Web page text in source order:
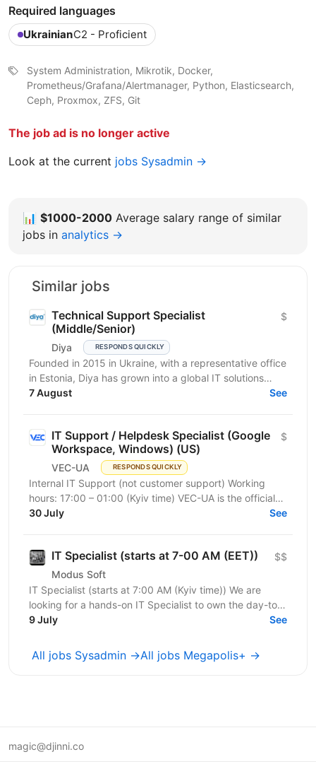
Required languages
UkrainianC2 - Proficient
System Administration, Mikrotik, Docker,
Prometheus/Grafana/Alertmanager, Python, Elasticsearch,
Ceph, Proxmox, ZFS, Git
The job ad is no longer active
Look at the current jobs Sysadmin →
📊 $1000-2000 Average salary range of similar
jobs in analytics →
Similar jobs
Technical Support Specialist
(Middle/Senior)
Diya RESPONDS QUICKLY
$
Founded in 2015 in Ukraine, with a representative office
in Estonia, Diya has grown into a global IT solutions
provider and a proud part of Euvic Group. We...
7 August See
IT Support / Helpdesk Specialist (Google
Workspace, Windows) (US)
VEC-UA RESPONDS QUICKLY
$
Internal IT Support (not customer support) Working
hours: 17:00 – 01:00 (Kyiv time) VEC-UA is the official
representative of the US-based company VEC in...
30 July See
IT Specialist (starts at 7-00 AM (EET))
Modus Soft
$$
IT Specialist (starts at 7:00 AM (Kyiv time)) We are
looking for a hands-on IT Specialist to own the day-to-
day technology experience of our employees. This...
9 July See
All jobs Sysadmin →All jobs Megapolis+ →
magic@djinni.co